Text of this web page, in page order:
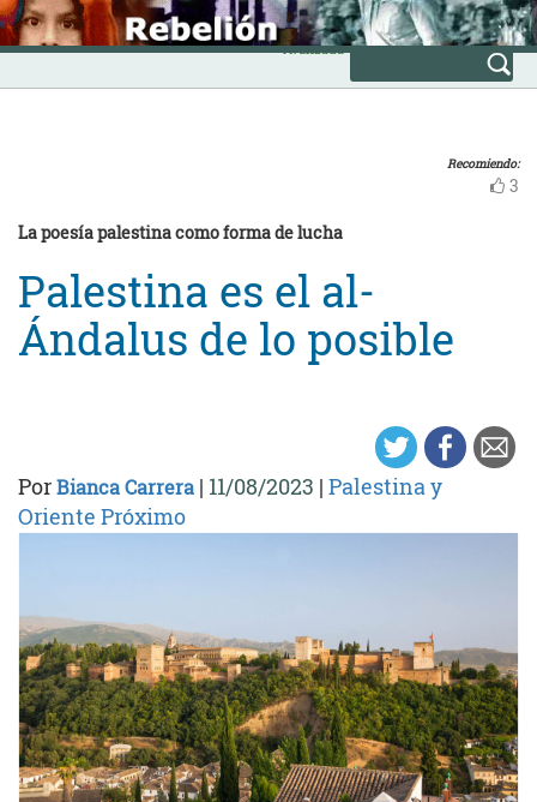
Skip
to
content
INICIO
Avanzada
Recomiendo:
3
La poesía palestina como forma de lucha
Palestina es el al-
Ándalus de lo posible
PorBianca Carrera | 11/08/2023 | Palestina y
Oriente Próximo